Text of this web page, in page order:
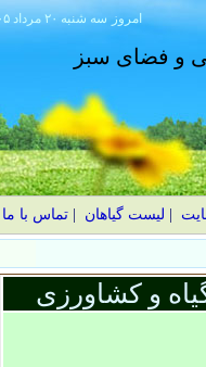
۱۴۰۵ سه شنبه ۲۰ مرداد امروز
و فضای سبز
لیست گیاهان |تماس با ما
و کشاورزی